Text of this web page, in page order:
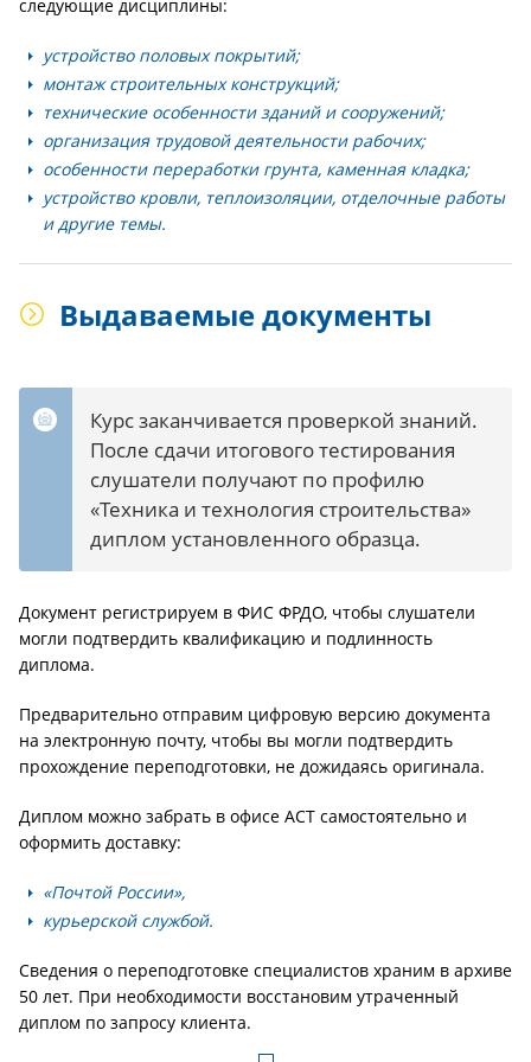
следующие дисциплины:
устройство половых покрытий;
монтаж строительных конструкций;
технические особенности зданий и сооружений;
организация трудовой деятельности рабочих;
особенности переработки грунта, каменная кладка;
устройство кровли, теплоизоляции, отделочные работы
и другие темы.
Выдаваемые документы
Курс заканчивается проверкой знаний.
После сдачи итогового тестирования
слушатели получают по профилю
«Техника и технология строительства»
диплом установленного образца.
Документ регистрируем в ФИС ФРДО, чтобы слушатели
могли подтвердить квалификацию и подлинность
диплома.
Предварительно отправим цифровую версию документа
на электронную почту, чтобы вы могли подтвердить
прохождение переподготовки, не дожидаясь оригинала.
Диплом можно забрать в офисе АСТ самостоятельно и
оформить доставку:
«Почтой России»,
курьерской службой.
Сведения о переподготовке специалистов храним в архиве
50 лет. При необходимости восстановим утраченный
диплом по запросу клиента.